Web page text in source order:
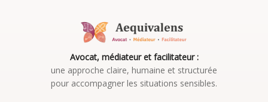
Avocat, médiateur et facilitateur :
une approche claire, humaine et structurée
pour accompagner les situations sensibles.